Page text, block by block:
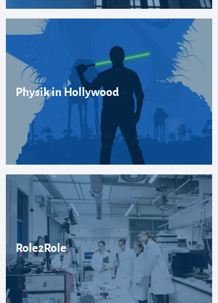
Physik in Hollywood
Role2Role